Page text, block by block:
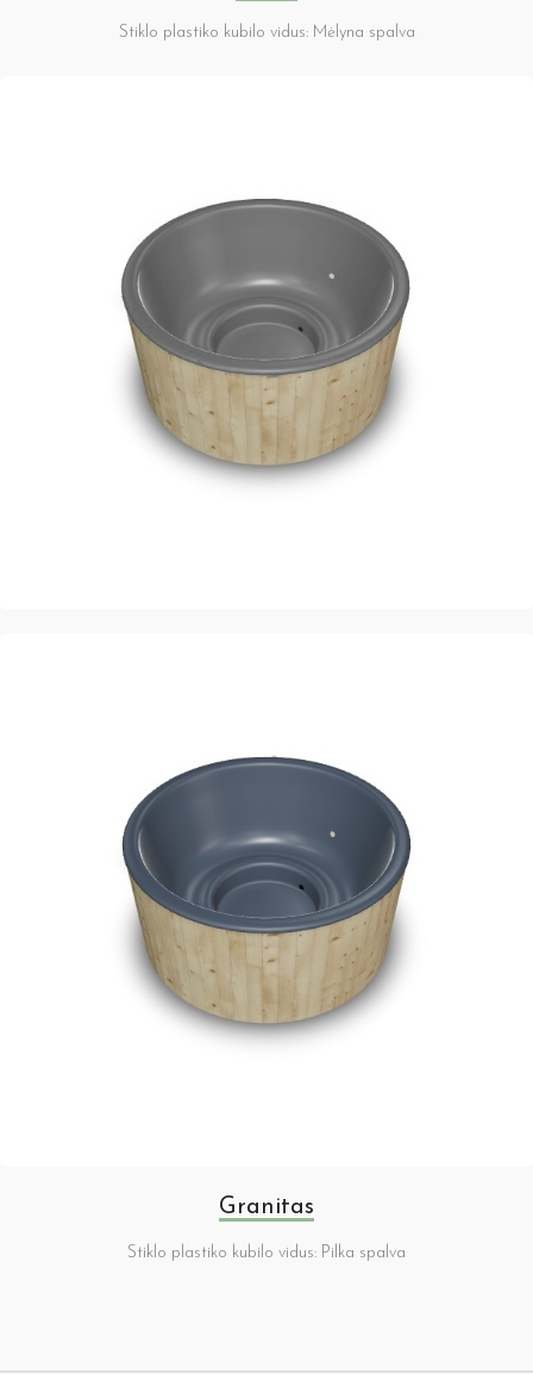
Stiklo plastiko kubilo vidus: Mėlyna spalva
Granitas
Stiklo plastiko kubilo vidus: Pilka spalva